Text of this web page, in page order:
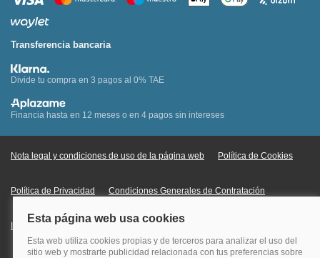
Transferencia bancaria
Divide tu compra en 3 pagos al 0% TAE
Financia hasta en 12 meses o en 4 pagos sin intereses
Nota legal y condiciones de uso de la página web Política de Cookies
Política de Privacidad Condiciones Generales de Contratación
Información Legal sobre Mercados en Línea